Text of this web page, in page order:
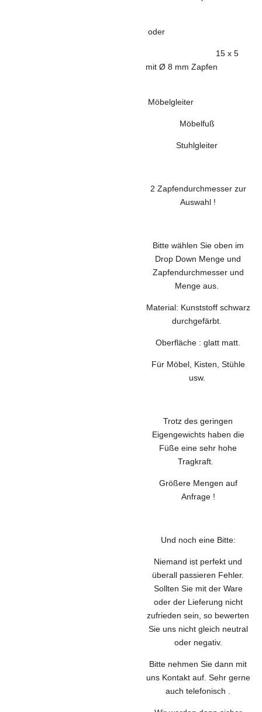
oder
15 x 5
mit Ø 8 mm Zapfen
Möbelgleiter
Möbelfuß
Stuhlgleiter
2 Zapfendurchmesser zur
Auswahl !
Bitte wählen Sie oben im
Drop Down Menge und
Zapfendurchmesser und
Menge aus.
Material: Kunststoff schwarz
durchgefärbt.
Oberfläche : glatt matt.
Für Möbel, Kisten, Stühle
usw.
Trotz des geringen
Eigengewichts haben die
Füße eine sehr hohe
Tragkraft.
Größere Mengen auf
Anfrage !
Und noch eine Bitte:
Niemand ist perfekt und
überall passieren Fehler.
Sollten Sie mit der Ware
oder der Lieferung nicht
zufrieden sein, so bewerten
Sie uns nicht gleich neutral
oder negativ.
Bitte nehmen Sie dann mit
uns Kontakt auf. Sehr gerne
auch telefonisch .